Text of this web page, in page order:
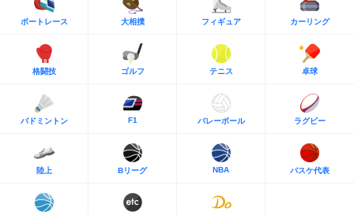
ボートレース 大相撲 フィギュア カーリング
格闘技 ゴルフ テニス 卓球
バドミントン F1 バレーボール ラグビー
陸上 Bリーグ NBA バスケ代表